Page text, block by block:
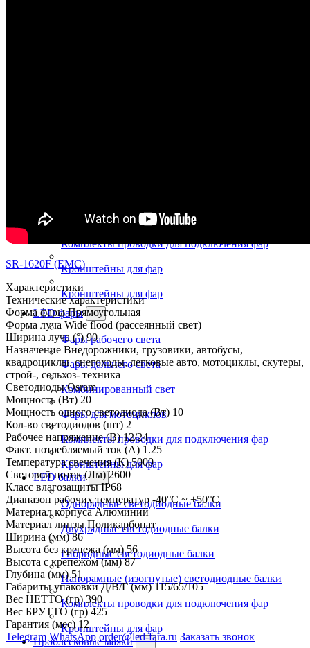
Светодиодные фары головного света
Комплекты проводки для подключения фар
Кронштейны для фар
Кронштейны для фар
LED фары
Фары рабочего света
Фары дальнего света
Комбинированный свет
Фары для мотоциклов
Комплекты проводки для подключения фар
Кронштейны для фар
LED балки
Однорядные светодиодные балки
Двухрядные светодиодные балки
Гибридные светодиодные балки
Панорамные (изогнутые) светодиодные балки
Комплекты проводки для подключения фар
Кронштейны для фар
Проблесковые маяки
SR-1620F (EMC)
Характеристики
Технические характеристики
Форма фары Прямоугольная
Форма луча Wide flood (рассеянный свет)
Ширина луча (°) 90
Назначение Внедорожники, грузовики, автобусы,
квадроциклы, снегоходы, легковые авто, мотоциклы, скутеры,
строй-, сельхоз- техника
Светодиоды Osram
Мощность (Вт) 20
Мощность одного светодиода (Вт) 10
Кол-во светодиодов (шт) 2
Рабочее напряжение (В) 12/24
Факт. потребляемый ток (А) 1.25
Температура свечения (К) 5000
Световой поток (Лм) 2600
Класс влагозащиты IP68
Диапазон рабочих температур -40°С ~ +50°С
Материал корпуса Алюминий
Материал линзы Поликарбонат
Ширина (мм) 86
Высота без крепежа (мм) 56
Высота с крепежом (мм) 87
Глубина (мм) 51
Габариты упаковки Д/В/Г (мм) 115/65/105
Вес НЕТТО (гр) 390
Вес БРУТТО (гр) 425
Гарантия (мес) 12
Telegram WhatsApp order@led-fara.ru Заказать звонок